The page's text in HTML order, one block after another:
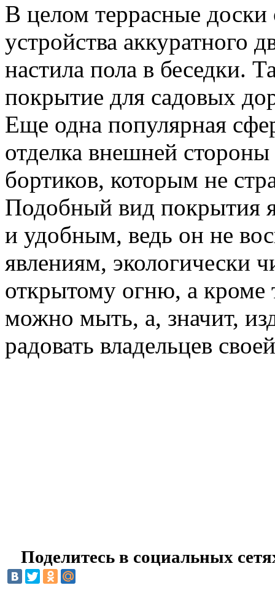
В целом террасные доски
устройства аккуратного
настила пола в беседки.
покрытие для садовых
Еще одна популярная
отделка внешней стороны
бортиков, которым не
Подобный вид покрытия
и удобным, ведь он не
явлениям, экологически
открытому огню, а кроме
можно мыть, а, значит,
радовать владельцев
Поделитесь в социальных